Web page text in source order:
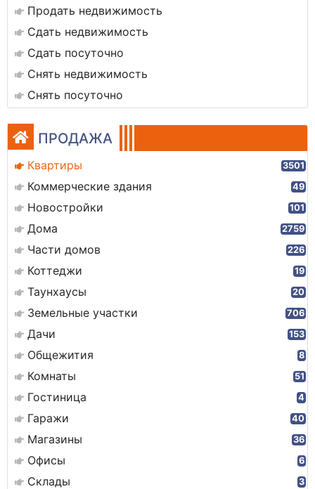
Продать недвижимость
Сдать недвижимость
Сдать посуточно
Снять недвижимость
Снять посуточно
ПРОДАЖА
Квартиры 3501
Коммерческие здания 49
Новостройки 101
Дома 2759
Части домов 226
Коттеджи 19
Таунхаусы 20
Земельные участки 706
Дачи 153
Общежития 8
Комнаты 51
Гостиница 4
Гаражи 40
Магазины 36
Офисы 6
Склады 3